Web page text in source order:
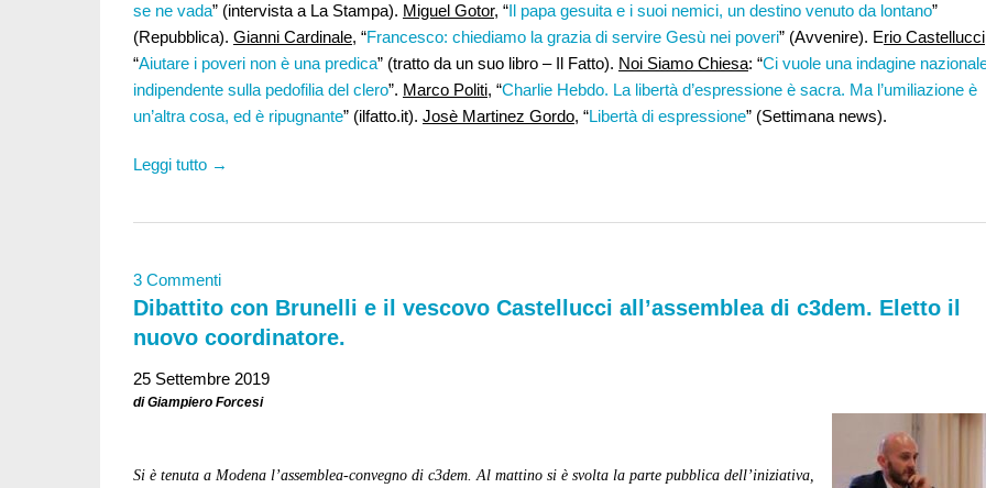
se ne vada” (intervista a La Stampa). Miguel Gotor, “Il papa gesuita e i suoi nemici, un destino venuto da lontano”
(Repubblica). Gianni Cardinale, “Francesco: chiediamo la grazia di servire Gesù nei poveri” (Avvenire). Erio Castellucci
“Aiutare i poveri non è una predica” (tratto da un suo libro – Il Fatto). Noi Siamo Chiesa: “Ci vuole una indagine
indipendente sulla pedofilia del clero”. Marco Politi, “Charlie Hebdo. La libertà d’espressione è sacra. Ma l’umiliazione è
un’altra cosa, ed è ripugnante” (ilfatto.it). Josè Martinez Gordo, “Libertà di espressione” (Settimana news).
Leggi tutto →
3 Commenti
Dibattito con Brunelli e il vescovo Castellucci all’assemblea di c3dem. Eletto il
nuovo coordinatore.
25 Settembre 2019
di Giampiero Forcesi
Si è tenuta a Modena l’assemblea-convegno di c3dem. Al mattino si è svolta la parte pubblica dell’iniziativa,